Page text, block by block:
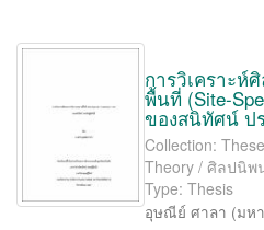
การวิเคราะห์
พื้นที่ (Site-
ของสนิทัศน์ ป
Collection:
Theory / ศิลปนิ
Type: Thesis
อุษณีย์ ศาลา (มห